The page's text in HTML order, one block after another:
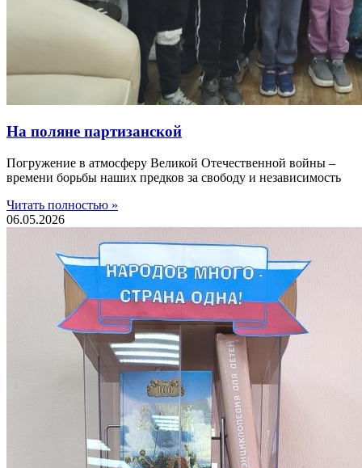
На поляне партизанской
Погружение в атмосферу Великой Отечественной войны –
времени борьбы наших предков за свободу и независимость
Читать полностью »
06.05.2026